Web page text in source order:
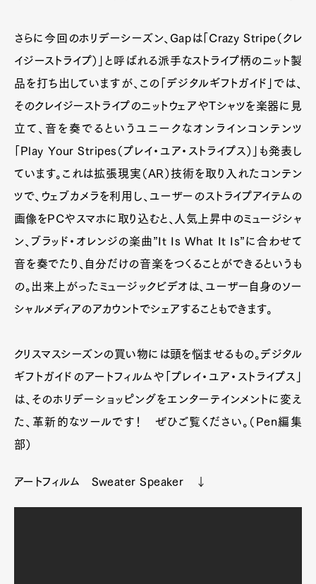
さらに今回のホリデーシーズン、Gapは「Crazy Stripe（クレ
イジーストライプ）」と呼ばれる派手なストライプ柄のニット製
品を打ち出していますが、この「デジタルギフトガイド」では、
そのクレイジーストライプのニットウェアやTシャツを楽器に見
立て、音を奏でるというユニークなオンラインコンテンツ
「Play Your Stripes（プレイ・ユア・ストライプス）」も発表し
ています。これは拡張現実（AR）技術を取り入れたコンテン
ツで、ウェブカメラを利用し、ユーザーのストライプアイテムの
画像をPCやスマホに取り込むと、人気上昇中のミュージシャ
ン、ブラッド・オレンジの楽曲”It Is What It Is”に合わせて
音を奏でたり、自分だけの音楽をつくることができるというも
の。出来上がったミュージックビデオは、ユーザー自身のソー
シャルメディアのアカウントでシェアすることもできます。
クリスマスシーズンの買い物には頭を悩ませるもの。デジタル
ギフトガイドのアートフィルムや「プレイ・ユア・ストライプス」
は、そのホリデーショッピングをエンターテインメントに変え
た、革新的なツールです！ ぜひご覧ください。（Pen編集
部）
アートフィルム Sweater Speaker ↓